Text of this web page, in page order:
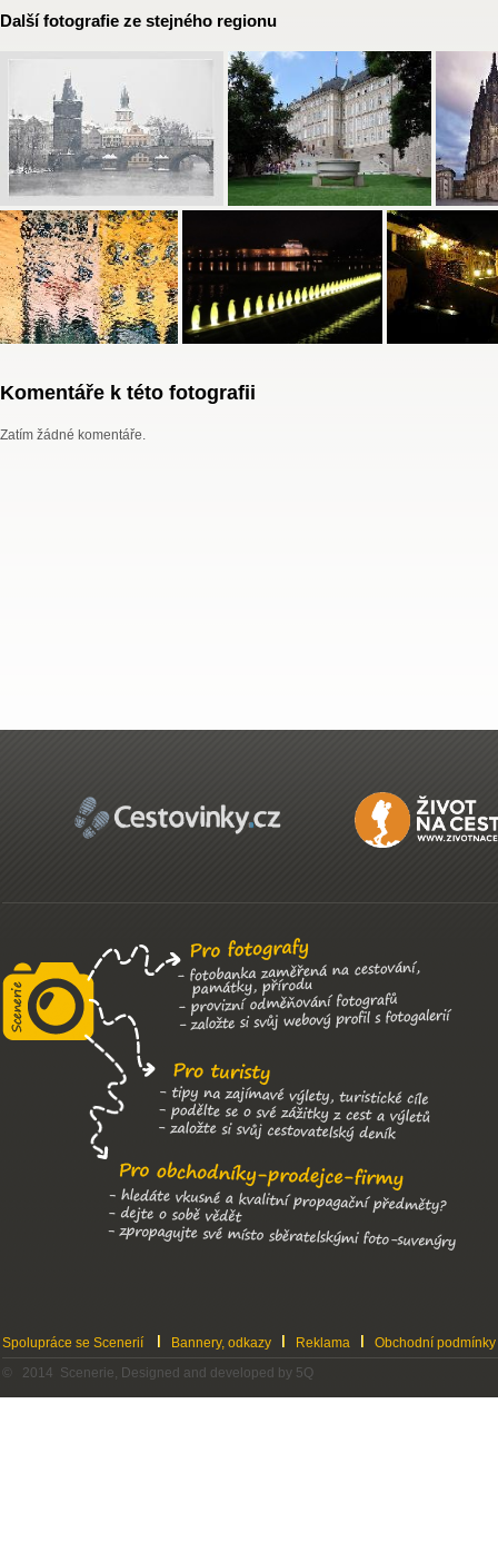
Další fotografie ze stejného regionu
Komentáře k této fotografii
Zatím žádné komentáře.
Spolupráce se Scenerií Bannery, odkazy Reklama
Obchodní podmínky
© 2014 Scenerie, Designed and developed by 5Q